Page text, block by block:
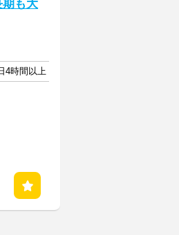
期も大
4時間以上